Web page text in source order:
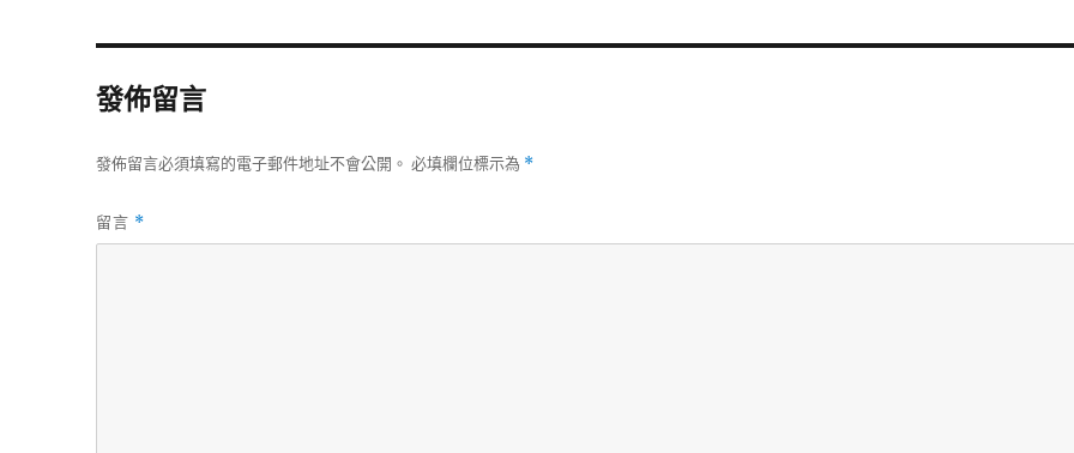
發佈留言
發佈留言必須填寫的電子郵件地址不會公開。 必填欄位標示為 *
留言 *